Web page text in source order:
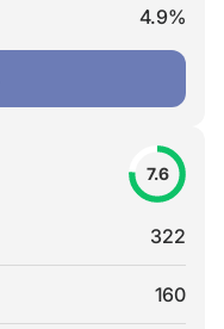
4.9%
7.6
322
160